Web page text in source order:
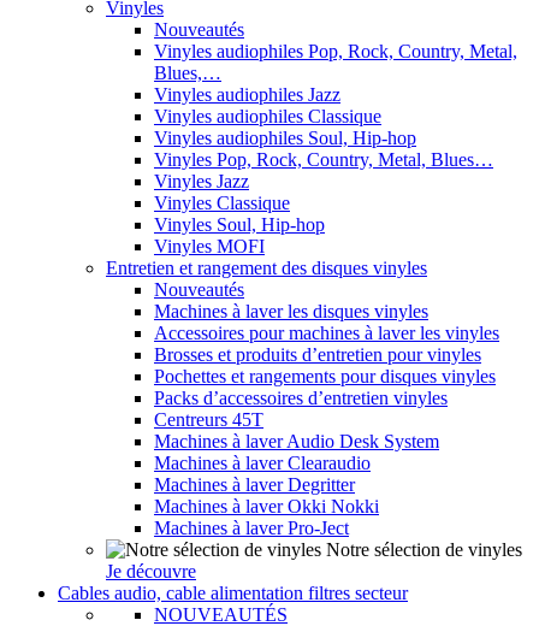
Vinyles
Nouveautés
Vinyles audiophiles Pop, Rock, Country, Metal,
Blues,…
Vinyles audiophiles Jazz
Vinyles audiophiles Classique
Vinyles audiophiles Soul, Hip-hop
Vinyles Pop, Rock, Country, Metal, Blues…
Vinyles Jazz
Vinyles Classique
Vinyles Soul, Hip-hop
Vinyles MOFI
Entretien et rangement des disques vinyles
Nouveautés
Machines à laver les disques vinyles
Accessoires pour machines à laver les vinyles
Brosses et produits d’entretien pour vinyles
Pochettes et rangements pour disques vinyles
Packs d’accessoires d’entretien vinyles
Centreurs 45T
Machines à laver Audio Desk System
Machines à laver Clearaudio
Machines à laver Degritter
Machines à laver Okki Nokki
Machines à laver Pro-Ject
Notre sélection de vinyles
Je découvre
Cables audio, cable alimentation filtres secteur
NOUVEAUTÉS